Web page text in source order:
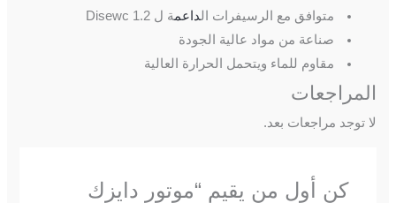
متوافق مع الرسيفرات الداعمة ل Disewc 1.2
صناعة من مواد عالية الجودة
مقاوم للماء ويتحمل الحرارة العالية
المراجعات
لا توجد مراجعات بعد.
كن أول من يقيم “موتور دايزك